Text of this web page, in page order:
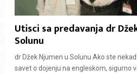
Utisci sa predavanja dr
Solunu
dr Džek Njumen u Solunu Ako ste
savet o dojenju na engleskom, sigurno